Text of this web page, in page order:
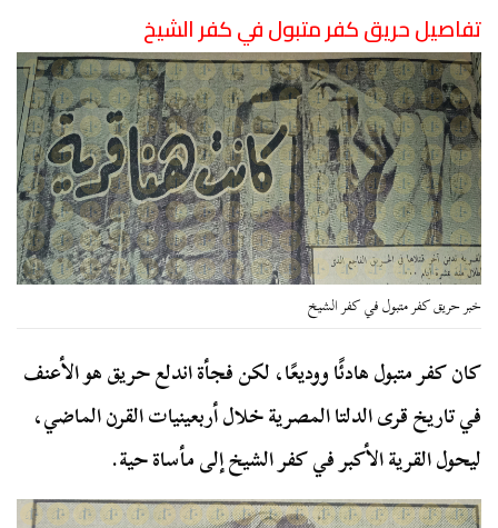
تفاصيل حريق كفر متبول في كفر الشيخ
خبر حريق كفر متبول في كفر الشيخ
كان كفر متبول هادئًا ووديعًا، لكن فجأة اندلع حريق هو الأعنف
في تاريخ قرى الدلتا المصرية خلال أربعينيات القرن الماضي،
ليحول القرية الأكبر في كفر الشيخ إلى مأساة حية.